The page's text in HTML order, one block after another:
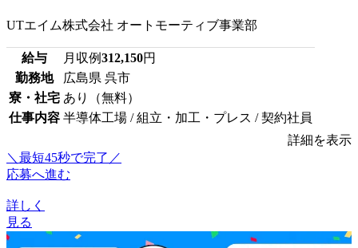
UTエイム株式会社 オートモーティブ事業部
給与 月収例312,150円
勤務地
広島県 呉市
寮・社宅 あり（無料）
仕事内容 半導体工場 / 組立・加工・プレス / 契約社員
詳細を表示
＼最短45秒で完了／
応募へ進む
詳しく
見る